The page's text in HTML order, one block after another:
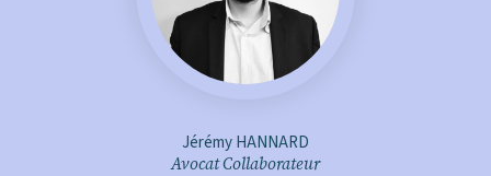
Jérémy HANNARD
Avocat Collaborateur